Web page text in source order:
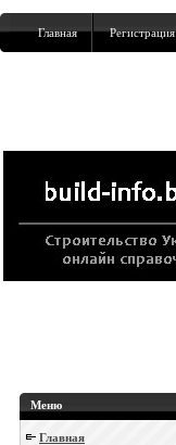
Главная Регистрация
Меню
Главная